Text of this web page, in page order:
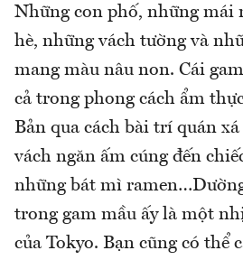
Những con phố, những mái
hè, những vách tường và
mang màu nâu non. Cái
cả trong phong cách ẩm
Bản qua cách bài trí quán
vách ngăn ấm cúng đến
những bát mì
trong gam mầu ấy là một
của Tokyo. Bạn cũng có thể